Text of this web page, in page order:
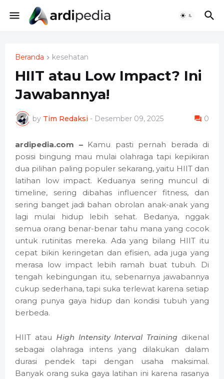
Beranda kesehatan
HIIT atau Low Impact? Ini
Jawabannya!
by Tim Redaksi - Desember 09, 2025 0
ardipedia.com –Kamu pasti pernah berada di
posisi bingung mau mulai olahraga tapi kepikiran
dua pilihan paling populer sekarang, yaitu HIIT dan
latihan low impact. Keduanya sering muncul di
timeline, sering dibahas influencer fitness, dan
sering banget jadi bahan obrolan anak-anak yang
lagi mulai hidup lebih sehat. Bedanya, nggak
semua orang benar-benar tahu mana yang cocok
untuk rutinitas mereka. Ada yang bilang HIIT itu
cepat bikin keringetan dan efisien, ada juga yang
merasa low impact lebih ramah buat tubuh. Di
tengah kebingungan itu, sebenarnya jawabannya
cukup sederhana, tapi suka terlewat karena setiap
orang punya gaya hidup dan kondisi tubuh yang
berbeda.
HIIT atau High Intensity Interval Training dikenal
sebagai olahraga intens yang dilakukan dalam
durasi pendek tapi dengan usaha maksimal.
Banyak orang suka gaya latihan ini karena rasanya